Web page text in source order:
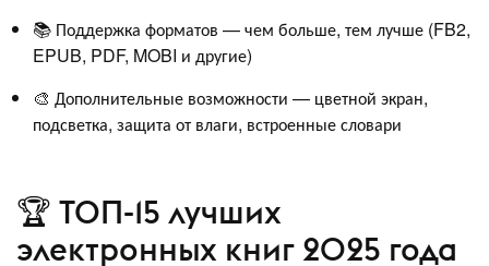
📚 Поддержка форматов — чем больше, тем лучше (FB2,
EPUB, PDF, MOBI и другие)
🎨 Дополнительные возможности — цветной экран,
подсветка, защита от влаги, встроенные словари
🏆 ТОП-15 лучших
электронных книг 2025 года